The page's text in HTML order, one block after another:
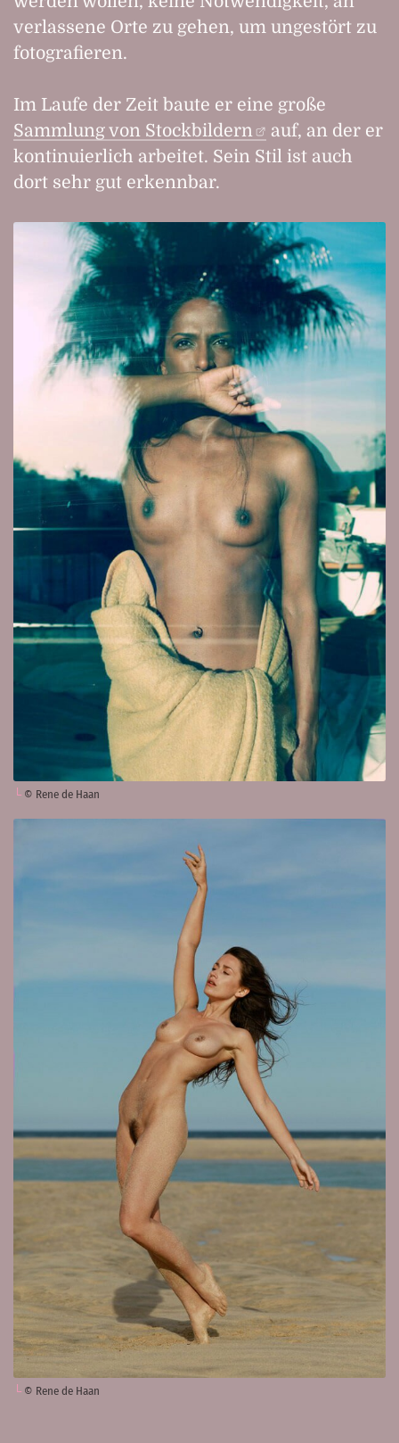
verlassene Orte zu gehen, um ungestört zu
fotografieren.
Im Laufe der Zeit baute er eine große
Sammlung von Stockbildern
auf, an der er
kontinuierlich arbeitet. Sein Stil ist auch
dort sehr gut erkennbar.
© Rene de Haan
© Rene de Haan